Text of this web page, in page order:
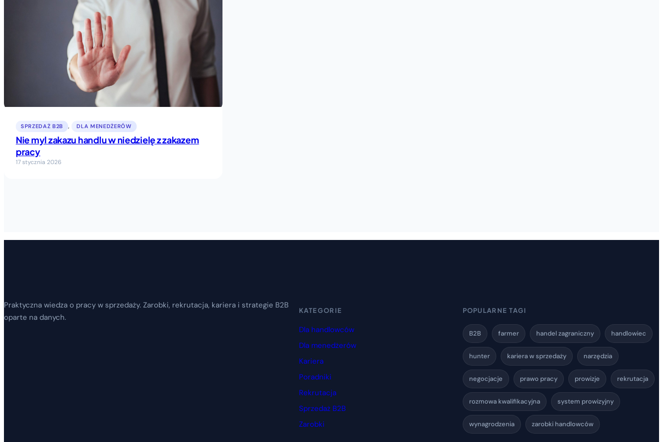
SPRZEDAŻ B2B , DLA MENEDŻERÓW
Nie myl zakazu handlu w niedzielę z zakazem
pracy
17 stycznia 2026
Praktyczna wiedza o pracy w sprzedaży. Zarobki, rekrutacja, kariera i strategie B2B
oparte na danych.
KATEGORIE
Dla handlowców
Dla menedżerów
Kariera
Poradniki
Rekrutacja
Sprzedaż B2B
Zarobki
POPULARNE TAGI
B2B farmer handel zagraniczny handlowiec
hunter kariera w sprzedaży narzędzia
negocjacje prawo pracy prowizje rekrutacja
rozmowa kwalifikacyjna system prowizyjny
wynagrodzenia zarobki handlowców